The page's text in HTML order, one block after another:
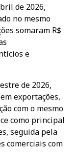
de 2026,
no mesmo
somaram R$
e
de 2026,
exportações,
com o mesmo
como principal
seguida pela
comerciais com